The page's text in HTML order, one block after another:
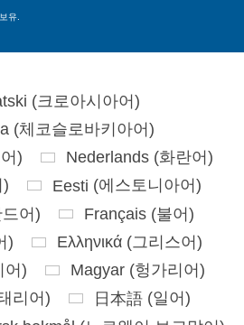
유.
(크로아시아어)
(체코슬로바키아어)
) Nederlands(화란어 )
) Eesti (에스토니아어 )
어) Français (불어)
) Ελληνικά (그리스어)
) Magyar (헝가리어)
리어 ) 日本語 (일어)